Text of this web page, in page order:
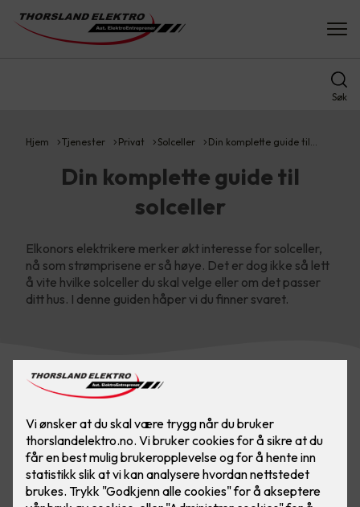
Søk
Hjem Tjenester Privat Solceller Din komplette guide til…
Din komplette guide til
solceller
Elkonors elektrikere merker økt interesse for solceller,
nå som strømprisene er så høye. Det er dog ikke så lett
å vite hvilke solceller du skal velge eller om det passer
ditt hus. I denne guiden håper vi du finner svaret.